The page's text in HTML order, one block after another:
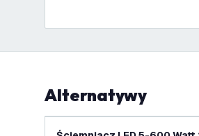
Alternatywy